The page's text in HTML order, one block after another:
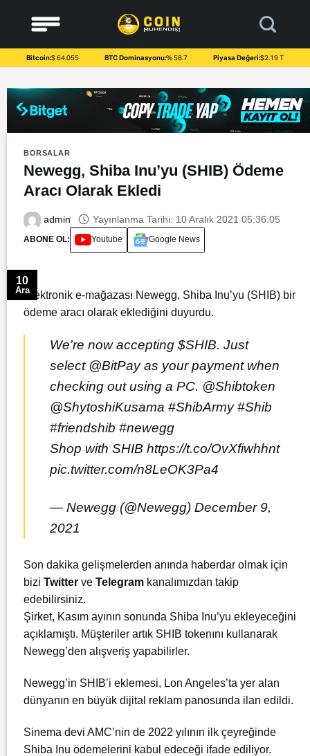
content
Bitcoin:$ 64.055 BTC Dominasyonu:% 58.7 Piyasa Değeri:$2.19 T
BORSALAR
Newegg, Shiba Inu’yu (SHIB) Ödeme
Aracı Olarak Ekledi
admin Yayınlanma Tarihi: 10 Aralık 2021 05:36:05
ABONE OL: Youtube Google News
10
AraElektronik e-mağazası Newegg, Shiba Inu’yu (SHIB) bir
ödeme aracı olarak eklediğini duyurdu.
We're now accepting $SHIB. Just
select @BitPayas your payment when
checking out using a PC. @Shibtoken
@ShytoshiKusama #ShibArmy #Shib
#friendshib #newegg
Shop with SHIB https://t.co/OvXfiwhhnt
pic.twitter.com/n8LeOK3Pa4
— Newegg (@Newegg) December 9,
2021
Son dakika gelişmelerden anında haberdar olmak için
bizi Twitter ve Telegram kanalımızdan takip
edebilirsiniz.
Şirket, Kasım ayının sonunda Shiba Inu’yu ekleyeceğini
açıklamıştı. Müşteriler artık SHIB tokenını kullanarak
Newegg’den alışveriş yapabilirler.
Newegg’in SHIB’i eklemesi, Lon Angeles’ta yer alan
dünyanın en büyük dijital reklam panosunda ilan edildi.
Sinema devi AMC’nin de 2022 yılının ilk çeyreğinde
Shiba Inu ödemelerini kabul edeceği ifade ediliyor.